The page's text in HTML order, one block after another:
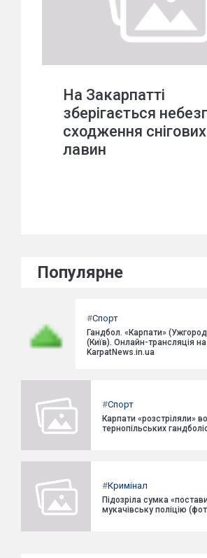
На Закарпатті
зберігається
сходження снігових
лавин
Популярне
#Спорт
Гандбол. «Карпати»
(Київ). Онлайн-трансляція на
KarpatNews.in.ua
#Спорт
Карпати «розстріляли»
тернопільських
#Кримінал
Підозріла сумка
мукачівську поліцію